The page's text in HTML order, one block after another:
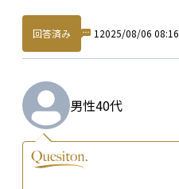
回答済み 1 2025/08/06 08:16
男性40代